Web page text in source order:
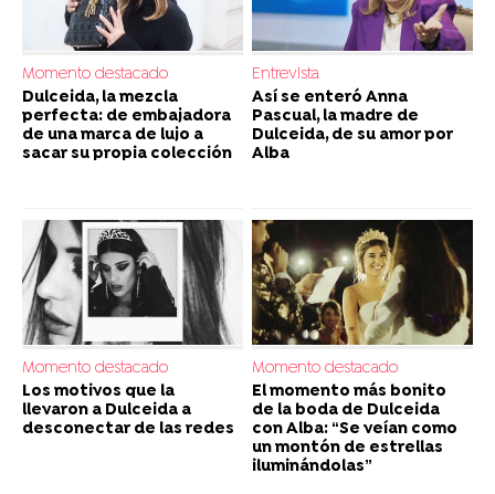
Momento destacado
Dulceida, la mezcla
perfecta: de embajadora
de una marca de lujo a
sacar su propia colección
Entrevista
Así se enteró Anna
Pascual, la madre de
Dulceida, de su amor por
Alba
Momento destacado
Los motivos que la
llevaron a Dulceida a
desconectar de las redes
Momento destacado
El momento más bonito
de la boda de Dulceida
con Alba: “Se veían como
un montón de estrellas
iluminándolas”